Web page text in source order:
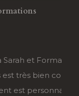
La
et
Je suis ravie